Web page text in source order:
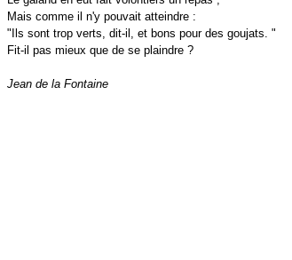
Mais comme il n'y pouvait atteindre :
"Ils sont trop verts, dit-il, et bons pour des goujats. "
Fit-il pas mieux que de se plaindre ?
Jean de la Fontaine